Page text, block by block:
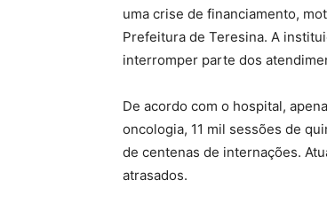
uma crise de financiamento,
Prefeitura de Teresina. A
interromper parte dos
De acordo com o hospital,
oncologia, 11 mil sessões de
de centenas de internações.
atrasados.